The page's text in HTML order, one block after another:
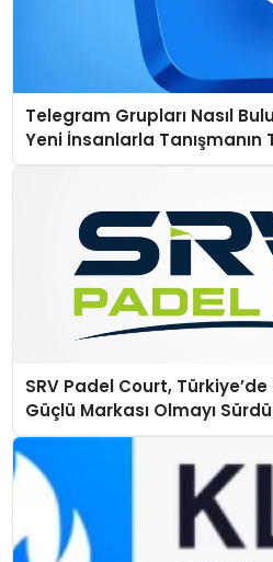
Telegram Grupları Nasıl
Yeni İnsanlarla Tanışmanın
SRV Padel Court, Türkiye’de
Güçlü Markası Olmayı